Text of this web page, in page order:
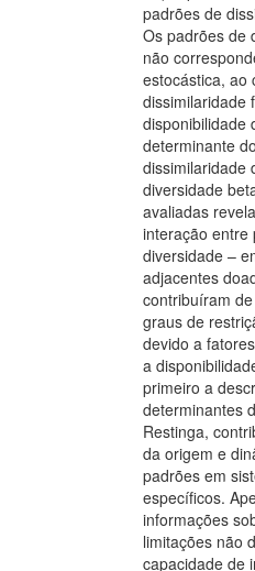
padrões de
Os padrões de
não
estocástica, ao
dissimilaridade
disponibilidade
determinante
dissimilaridade
diversidade
avaliadas
interação entre
diversidade –
adjacentes
contribuíram
graus de
devido a
a
primeiro a
determinantes
Restinga,
da origem e
padrões em
específicos.
informações
limitações não
capacidade de